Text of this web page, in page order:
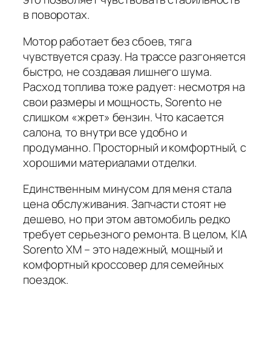
в поворотах.
Мотор работает без сбоев, тяга
чувствуется сразу. На трассе разгоняется
быстро, не создавая лишнего шума.
Расход топлива тоже радует: несмотря на
свои размеры и мощность, Sorento не
слишком «жрет» бензин. Что касается
салона, то внутри все удобно и
продуманно. Просторный и комфортный, с
хорошими материалами отделки.
Единственным минусом для меня стала
цена обслуживания. Запчасти стоят не
дешево, но при этом автомобиль редко
требует серьезного ремонта. В целом, KIA
Sorento XM – это надежный, мощный и
комфортный кроссовер для семейных
поездок.